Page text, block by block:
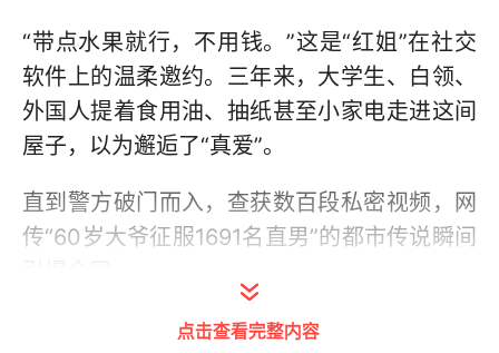
“带点水果就行，不用钱。”这是“红姐”在社交
软件上的温柔邀约。三年来，大学生、白领、
外国人提着食用油、抽纸甚至小家电走进这间
屋子，以为邂逅了“真爱”。
直到警方破门而入，查获数百段私密视频，网
传“60岁大爷征服1691名直男”的都市传说瞬间
警方通报击碎了网络狂欢：所谓“60岁大爷”实
点击查看完整内容